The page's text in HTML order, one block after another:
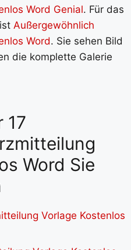
Word Genial. Für das
Außergewöhnlich
Word. Sie sehen Bild
die komplette Galerie
17
Word Sie